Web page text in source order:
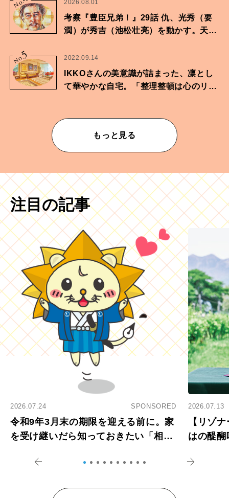
No. 2026.08.01
考察『豊臣兄弟！』29話 仇、光秀（要
潤）が秀吉（池松壮亮）を動かす。天下
No.
5 2022.09.14
IKKOさんの美意識が詰まった、凛とし
て華やかな自宅。「整理整頓は心のリズ
もっと見る
注目の記事
2026.07.24 SPONSORED
令和9年3月末の期限を迎える前に。家
を受け継いだら知っておきたい「相続
2026.07.13
【リゾ
はの醍